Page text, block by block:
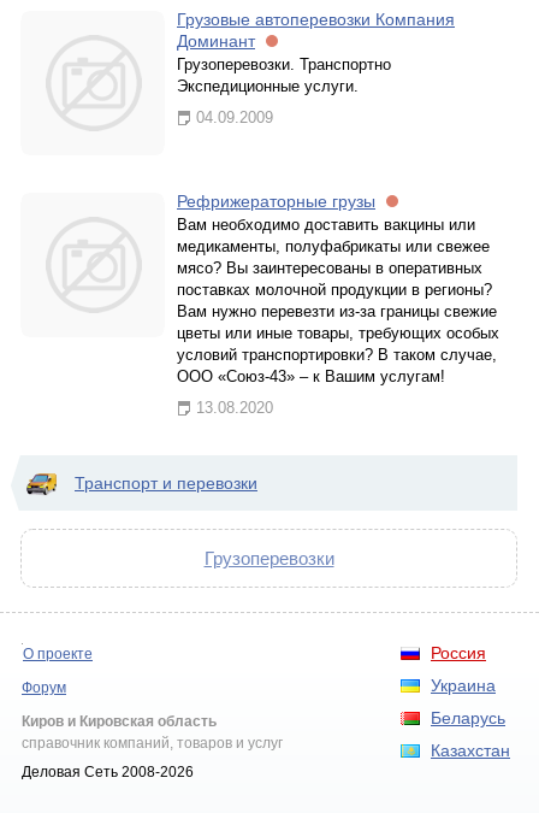
Грузовые автоперевозки Компания
Доминант
Грузоперевозки. Транспортно
Экспедиционные услуги.
04.09.2009
Рефрижераторные грузы
Вам необходимо доставить вакцины или
медикаменты, полуфабрикаты или свежее
мясо? Вы заинтересованы в оперативных
поставках молочной продукции в регионы?
Вам нужно перевезти из-за границы свежие
цветы или иные товары, требующих особых
условий транспортировки? В таком случае,
ООО «Союз-43» – к Вашим услугам!
13.08.2020
Транспорт и перевозки
Грузоперевозки
Россия
Украина
Беларусь
Казахстан
О проекте
Форум
Киров и Кировская область
справочник компаний, товаров и услуг
Деловая Сеть 2008-2026